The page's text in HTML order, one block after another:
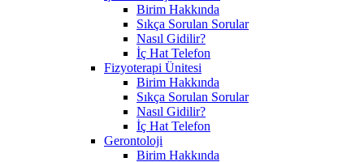
Birim Hakkında
Sıkça Sorulan Sorular
Nasıl Gidilir?
İç Hat Telefon
Fizyoterapi Ünitesi
Birim Hakkında
Sıkça Sorulan Sorular
Nasıl Gidilir?
İç Hat Telefon
Gerontoloji
Birim Hakkında